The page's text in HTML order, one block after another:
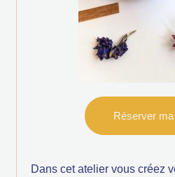
Réserver
Dans cet atelier vous créez